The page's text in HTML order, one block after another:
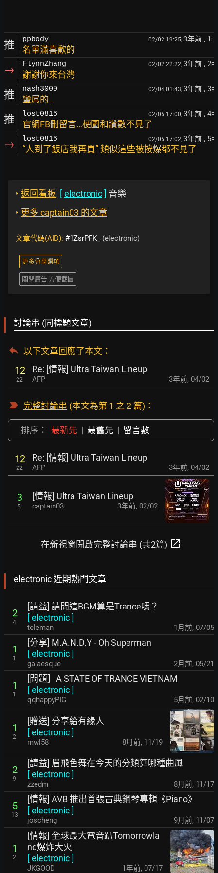
推 ppbody 02/02 19:25, 3年前 , 1 F
名單滿喜歡的
→ FlynnZhang 02/02 22:22, 3年前 , 2F
謝謝你來台灣
推 nash3000 02/04 01:43, 3年前 , 3F
蠻屌的…
推 lost0816 02/05 17:00, 3年前 , 4F
官網FB刪留言…梗圖和讚數不見了
→ lost0816 02/05 17:02, 3年前 , 5F
“人到了飯店我再買” 類似這些被按爆都不見了
‣ 返回看板 [electronic] 音樂
‣ 更多 captain03 的文章
文章代碼(AID): #1ZsrPFK_ (electronic)
更多分享選項
關閉廣告 方便截圖
討論串 (同標題文章)
以下文章回應了本文 ：
12
22
Re: [情報] Ultra Taiwan Lineup
AFP 3年前, 04/02
完整討論串 (本文為第 1 之 2 篇)：
排序： 最新先 | 最舊先 | 留言數
12
22
Re: [情報] Ultra Taiwan Lineup
AFP 3年前, 04/02
3
5
[情報] Ultra Taiwan Lineup
captain03 3年前, 02/02
在新視窗開啟完整討論串 (共2篇) open_in_new
electronic 近期熱門文章
2
4
[請益] 請問這BGM算是Trance嗎？
[electronic]
teleman 1月前, 07/05
1
1
[分享] M.A.N.D.Y - Oh Superman
[electronic]
gaiaesque 2月前, 05/21
1
1
[問題］A STATE OF TRANCE VIETNAM
[electronic]
qqhappyPIG 5月前, 02/10
1
2
[贈送] 分享給有緣人
[electronic]
mwl58 8月前, 11/19
2
9
[請益] 眉飛色舞在今天的分類算哪種曲風
[electronic]
zzedm 8月前, 11/17
5
13
[情報] AVB 推出首張古典鋼琴專輯《Piano》
[electronic]
joscheng 9月前, 11/07
1
2
[情報] 全球最大電音趴Tomorrowla
nd爆炸大火
[electronic]
JKGOOD 1年前, 07/17